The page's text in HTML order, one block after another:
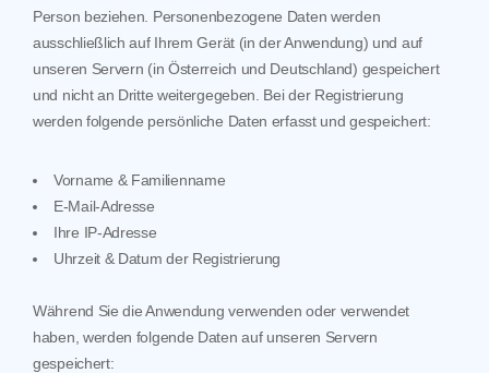
Person beziehen. Personenbezogene Daten werden
ausschließlich auf Ihrem Gerät (in der Anwendung) und auf
unseren Servern (in Österreich und Deutschland) gespeichert
und nicht an Dritte weitergegeben. Bei der Registrierung
werden folgende persönliche Daten erfasst und gespeichert:
Vorname & Familienname
E-Mail-Adresse
Ihre IP-Adresse
Uhrzeit & Datum der Registrierung
Während Sie die Anwendung verwenden oder verwendet
haben, werden folgende Daten auf unseren Servern
gespeichert: